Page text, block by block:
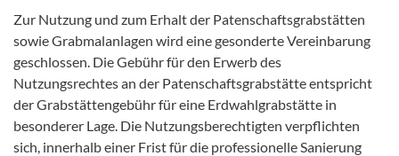
Zur Nutzung und zum Erhalt der Patenschaftsgrabstätten
sowie Grabmalanlagen wird eine gesonderte Vereinbarung
geschlossen. Die Gebühr für den Erwerb des
Nutzungsrechtes an der Patenschaftsgrabstätte entspricht
der Grabstättengebühr für eine Erdwahlgrabstätte in
besonderer Lage. Die Nutzungsberechtigten verpflichten
sich, innerhalb einer Frist für die professionelle Sanierung